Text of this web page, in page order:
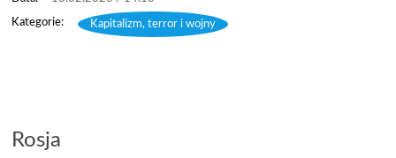
Kapitalizm, terror i wojny
Rosja